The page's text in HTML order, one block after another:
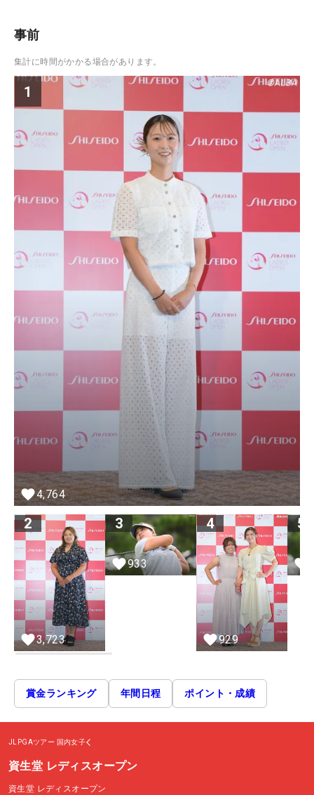
事前
集計に時間がかかる場合があります。
1
4,764
2
3,723
3
933
4
929
5
賞金ランキング 年間日程 ポイント・成績
JLPGAツアー 国内女子
資生堂 レディスオープン
資生堂 レディスオープン